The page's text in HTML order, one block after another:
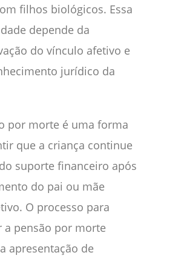
filhos biológicos. Essa
depende da
do vínculo afetivo e
jurídico da
por morte é uma forma
que a criança continue
suporte financeiro após
do pai ou mãe
O processo para
a pensão por morte
apresentação de